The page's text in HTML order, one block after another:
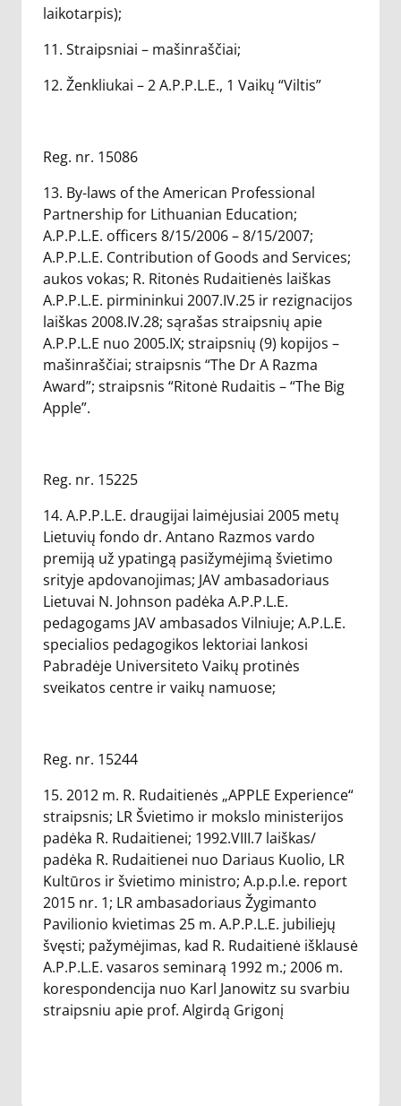
laikotarpis);
11. Straipsniai – mašinraščiai;
12. Ženkliukai – 2 A.P.P.L.E., 1 Vaikų “Viltis”
Reg. nr. 15086
13. By-laws of the American Professional
Partnership for Lithuanian Education;
A.P.P.L.E. officers 8/15/2006 – 8/15/2007;
A.P.P.L.E. Contribution of Goods and Services;
aukos vokas; R. Ritonės Rudaitienės laiškas
A.P.P.L.E. pirmininkui 2007.IV.25 ir rezignacijos
laiškas 2008.IV.28; sąrašas straipsnių apie
A.P.P.L.E nuo 2005.IX; straipsnių (9) kopijos –
mašinraščiai; straipsnis “The Dr A Razma
Award”; straipsnis “Ritonė Rudaitis – “The Big
Apple”.
Reg. nr. 15225
14. A.P.P.L.E. draugijai laimėjusiai 2005 metų
Lietuvių fondo dr. Antano Razmos vardo
premiją už ypatingą pasižymėjimą švietimo
srityje apdovanojimas; JAV ambasadoriaus
Lietuvai N. Johnson padėka A.P.P.L.E.
pedagogams JAV ambasados Vilniuje; A.P.L.E.
specialios pedagogikos lektoriai lankosi
Pabradėje Universiteto Vaikų protinės
sveikatos centre ir vaikų namuose;
Reg. nr. 15244
15. 2012 m. R. Rudaitienės „APPLE Experience“
straipsnis; LR Švietimo ir mokslo ministerijos
padėka R. Rudaitienei; 1992.VIII.7 laiškas/
padėka R. Rudaitienei nuo Dariaus Kuolio, LR
Kultūros ir švietimo ministro; A.p.p.l.e. report
2015 nr. 1; LR ambasadoriaus Žygimanto
Pavilionio kvietimas 25 m. A.P.P.L.E. jubiliejų
švęsti; pažymėjimas, kad R. Rudaitienė išklausė
A.P.P.L.E. vasaros seminarą 1992 m.; 2006 m.
korespondencija nuo Karl Janowitz su svarbiu
straipsniu apie prof. Algirdą Grigonį